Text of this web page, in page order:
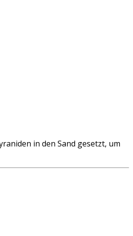
in den Sand gesetzt, um